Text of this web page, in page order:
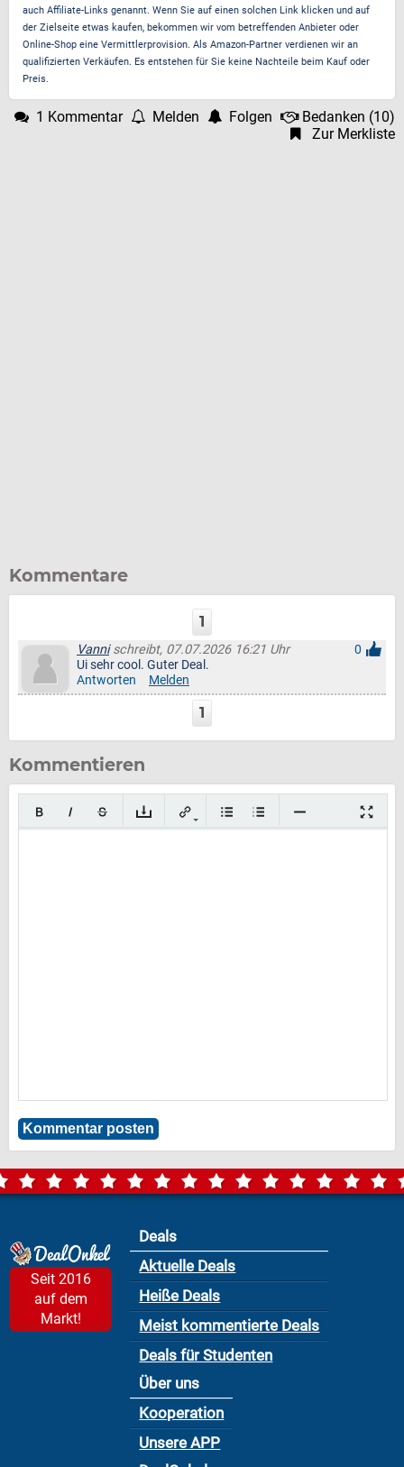
auch Affiliate-Links genannt. Wenn Sie auf einen solchen Link klicken und auf
der Zielseite etwas kaufen, bekommen wir vom betreffenden Anbieter oder
Online-Shop eine Vermittlerprovision. Als Amazon-Partner verdienen wir an
qualifizierten Verkäufen. Es entstehen für Sie keine Nachteile beim Kauf oder
Preis.
1 Kommentar Melden Folgen Bedanken (10)
Zur Merkliste
Kommentare
1
Vannischreibt, 07.07.2026 16:21 Uhr
0
Ui sehr cool. Guter Deal.
Antworten
Melden
1
Kommentieren
Seit 2016
auf dem
Markt!
Deals
Aktuelle Deals
Heiße Deals
Meist kommentierte Deals
Deals für Studenten
Über uns
Kooperation
Unsere APP